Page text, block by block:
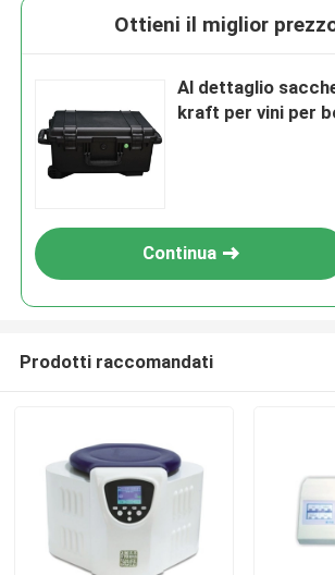
Ottieni il miglior
Al dettaglio
kraft per vini per
Continua
Prodotti raccomandati